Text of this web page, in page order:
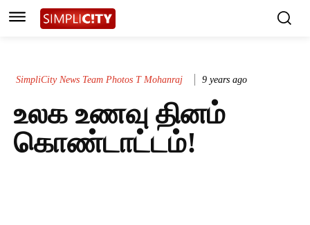
SimpliCity News Team Photos T Mohanraj 9 years ago
உலக உணவு தினம்
கொண்டாட்டம்!